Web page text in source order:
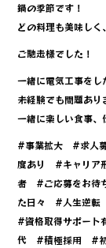
鍋の季節です！
どの料理も美味し
ご馳走様でした！
一緒に電気工事をし
未経験でも問題あり
一緒に楽しい食事、
#事業拡大 #求人
度あり #キャリア
者 #ご応募をお待
た日々 #人生逆
#資格取得サポ
代 #積極採用 #初